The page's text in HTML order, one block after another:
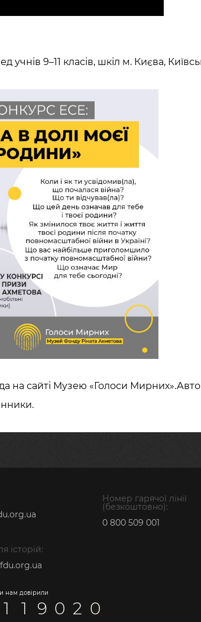
9–11 класів, шкіл м. Києва,
на сайті Музею «Голоси
Номер гарячої лінії
(безкоштовно):
0 800 509 001
історій:
нам довірили
1 1 9 0 2 0